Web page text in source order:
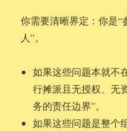
你需要清晰界定：你是“
人”。
如果这些问题本就不
行摊派且无授权、无
务的责任边界”。
如果这些问题是整个